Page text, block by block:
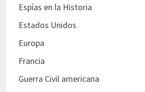
Espías en la Historia
Estados Unidos
Europa
Francia
Guerra Civil americana